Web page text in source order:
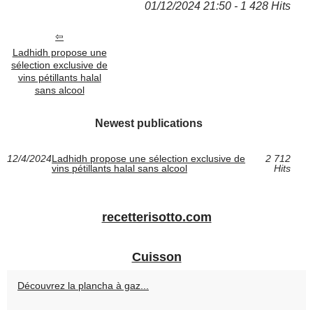
01/12/2024 21:50 - 1 428 Hits
Ladhidh propose une
sélection exclusive de
vins pétillants halal
sans alcool
Newest publications
12/4/2024Ladhidh propose une sélection exclusive de
vins pétillants halal sans alcool
2 712
Hits
recetterisotto.com
Cuisson
Découvrez la plancha à gaz...